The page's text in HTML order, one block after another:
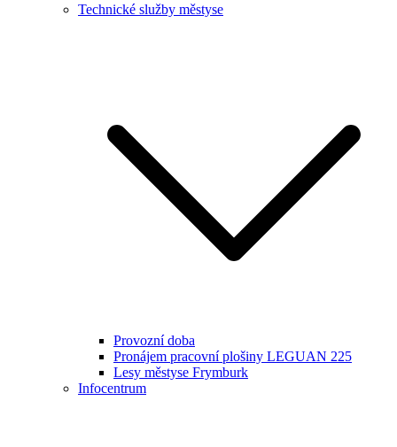
Technické služby městyse
Provozní doba
Pronájem pracovní plošiny LEGUAN 225
Lesy městyse Frymburk
Infocentrum